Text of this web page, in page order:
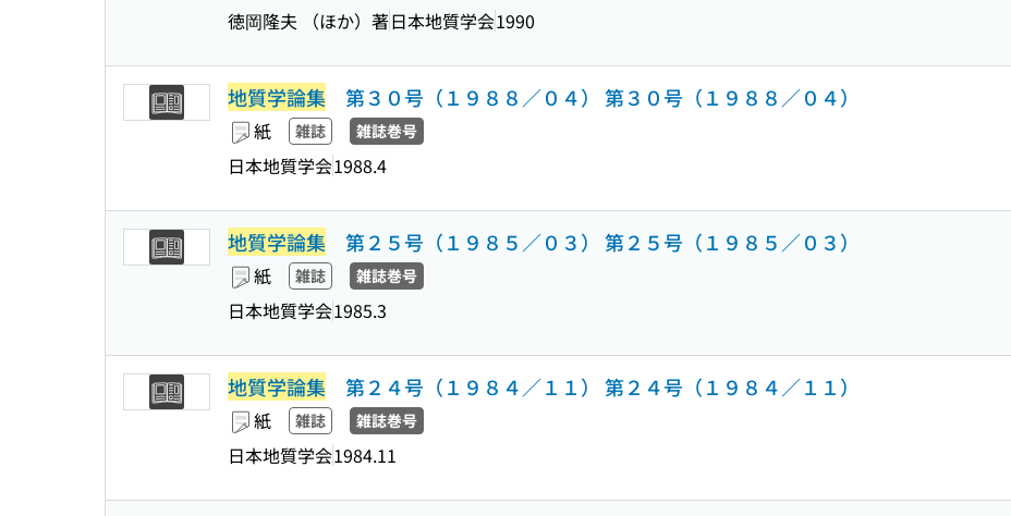
徳岡隆夫 （ほか）著日本地質学会1990
地質学論集 第３０号（１９８８／０４） 第３０号（１９８８／０４）
紙 雑誌 雑誌巻号
日本地質学会1988.4
地質学論集 第２５号（１９８５／０３） 第２５号（１９８５／０３）
紙 雑誌 雑誌巻号
日本地質学会1985.3
地質学論集 第２４号（１９８４／１１） 第２４号（１９８４／１１）
紙 雑誌 雑誌巻号
日本地質学会1984.11